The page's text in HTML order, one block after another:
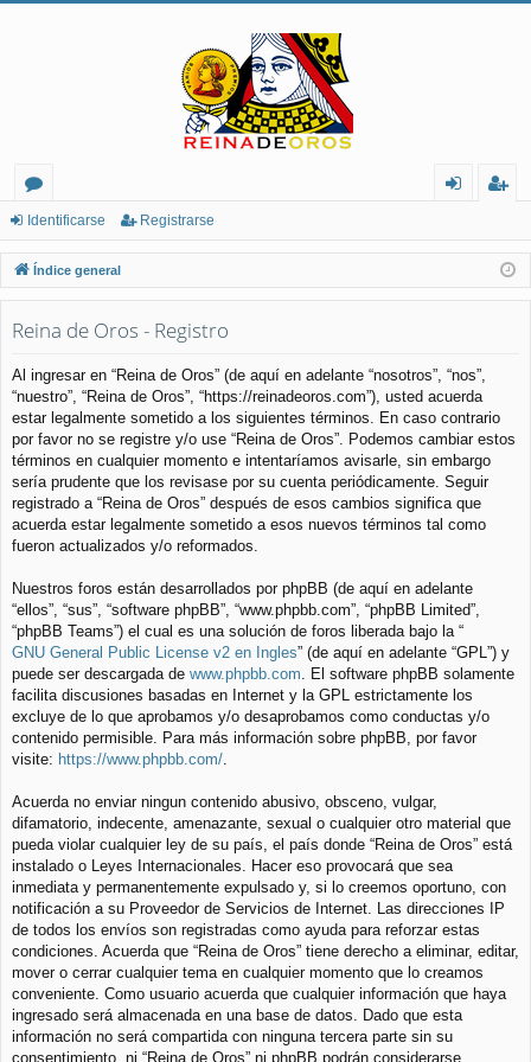
or
os
nt
ifi
rs
e
ist
ra
Identificarse Registrarse
Índice general
Reina de Oros - Registro
Al ingresar en “Reina de Oros” (de aquí en adelante “nosotros”, “nos”,
“nuestro”, “Reina de Oros”, “https://reinadeoros.com”), usted acuerda
estar legalmente sometido a los siguientes términos. En caso contrario
por favor no se registre y/o use “Reina de Oros”. Podemos cambiar estos
términos en cualquier momento e intentaríamos avisarle, sin embargo
sería prudente que los revisase por su cuenta periódicamente. Seguir
registrado a “Reina de Oros” después de esos cambios significa que
acuerda estar legalmente sometido a esos nuevos términos tal como
fueron actualizados y/o reformados.
Nuestros foros están desarrollados por phpBB (de aquí en adelante
“ellos”, “sus”, “software phpBB”, “www.phpbb.com”, “phpBB Limited”,
“phpBB Teams”) el cual es una solución de foros liberada bajo la “
GNU General Public License v2 en Ingles” (de aquí en adelante “GPL”) y
puede ser descargada de www.phpbb.com . El software phpBB solamente
facilita discusiones basadas en Internet y la GPL estrictamente los
excluye de lo que aprobamos y/o desaprobamos como conductas y/o
contenido permisible. Para más información sobre phpBB, por favor
visite: https://www.phpbb.com/
Acuerda no enviar ningun contenido abusivo, obsceno, vulgar,
difamatorio, indecente, amenazante, sexual o cualquier otro material que
pueda violar cualquier ley de su país, el país donde “Reina de Oros” está
instalado o Leyes Internacionales. Hacer eso provocará que sea
inmediata y permanentemente expulsado y, si lo creemos oportuno, con
notificación a su Proveedor de Servicios de Internet. Las direcciones IP
de todos los envíos son registradas como ayuda para reforzar estas
condiciones. Acuerda que “Reina de Oros” tiene derecho a eliminar, editar,
mover o cerrar cualquier tema en cualquier momento que lo creamos
conveniente. Como usuario acuerda que cualquier información que haya
ingresado será almacenada en una base de datos. Dado que esta
información no será compartida con ninguna tercera parte sin su
consentimiento, ni “Reina de Oros” ni phpBB podrán considerarse